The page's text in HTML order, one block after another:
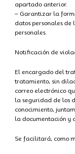
apartado anterior.
– Garantizar la
datos personales
personales.
Notificación de
El encargado del
tratamiento, sin
correo electrónico
la seguridad de los
conocimiento,
la documentación y
Se facilitará, como